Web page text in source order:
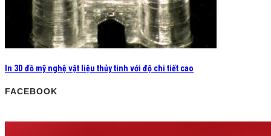
In 3D đồ mỹ nghệ vật liệu thủy tinh với độ chi tiết cao
FACEBOOK